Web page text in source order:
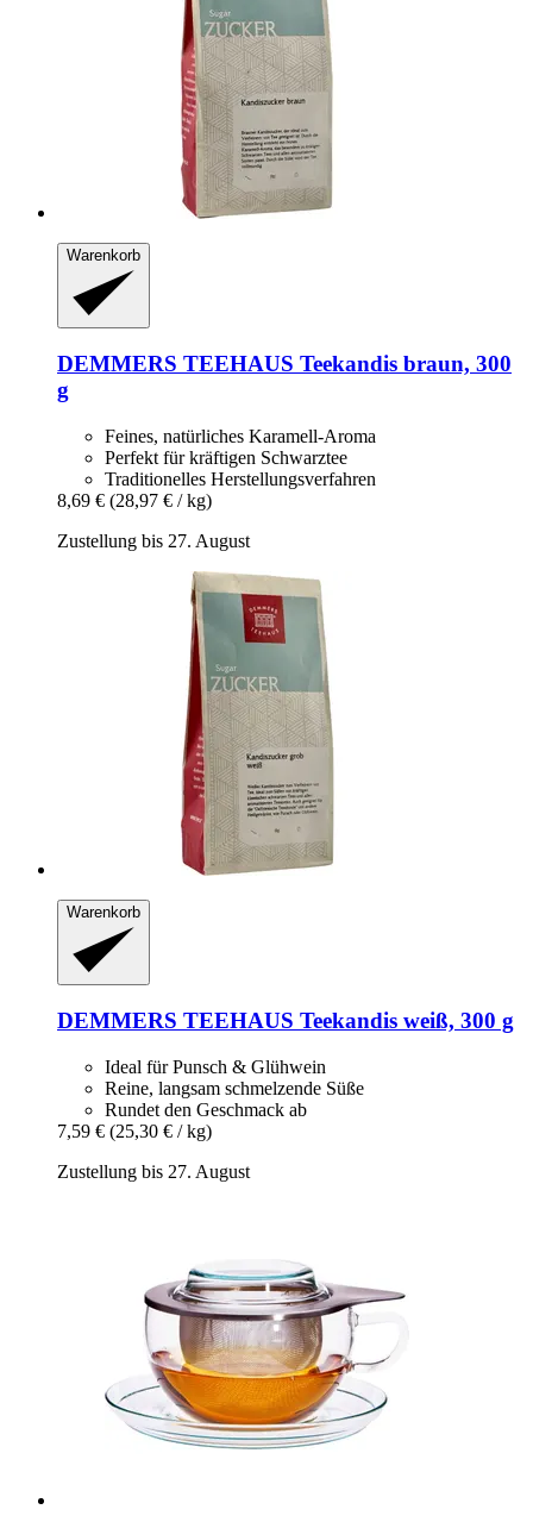
Warenkorb
DEMMERS TEEHAUS Teekandis braun, 300
g
Feines, natürliches Karamell-Aroma
Perfekt für kräftigen Schwarztee
Traditionelles Herstellungsverfahren
8,69 € (28,97 € / kg)
Zustellung bis 27. August
Warenkorb
DEMMERS TEEHAUS Teekandis weiß, 300 g
Ideal für Punsch & Glühwein
Reine, langsam schmelzende Süße
Rundet den Geschmack ab
7,59 € (25,30 € / kg)
Zustellung bis 27. August